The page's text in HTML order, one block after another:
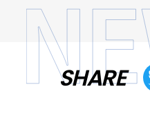
SHARE